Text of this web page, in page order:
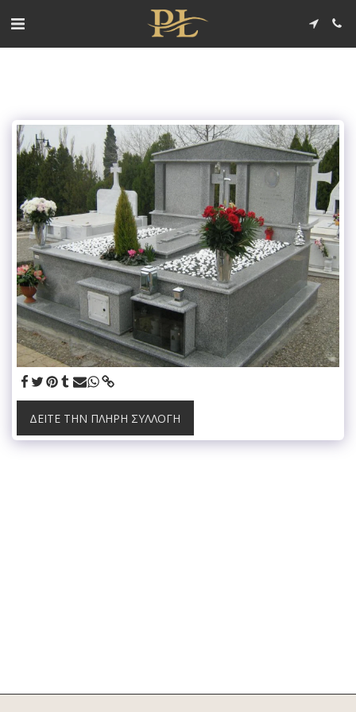
ΔΕΊΤΕ ΤΗΝ ΠΛΉΡΗ ΣΥΛΛΟΓΉ